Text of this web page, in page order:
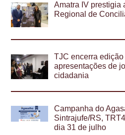
Amatra IV prestigia
Regional de
TJC encerra
apresentações de
cidadania
Campanha do
Sintrajufe/RS,
dia 31 de julho